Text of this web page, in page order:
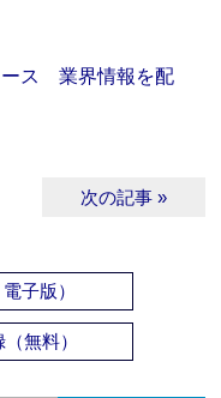
ス 業界情報を配
次の記事 »
子版）
無料）